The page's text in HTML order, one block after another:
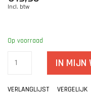
Incl. btw
Op voorraad
IN MIJN
VERLANGLIJST VERGELIJK